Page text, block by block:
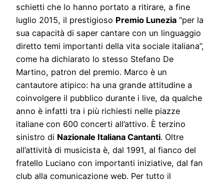
schietti che lo hanno portato a ritirare, a fine
luglio 2015, il prestigioso Premio Lunezia “per la
sua capacità di saper cantare con un linguaggio
diretto temi importanti della vita sociale italiana”,
come ha dichiarato lo stesso Stefano De
Martino, patron del premio. Marco è un
cantautore atipico: ha una grande attitudine a
coinvolgere il pubblico durante i live, da qualche
anno è infatti tra i più richiesti nelle piazze
italiane con 600 concerti all’attivo. È terzino
sinistro di Nazionale Italiana Cantanti. Oltre
all’attività di musicista è, dal 1991, al fianco del
fratello Luciano con importanti iniziative, dal fan
club alla comunicazione web. Per tutto il